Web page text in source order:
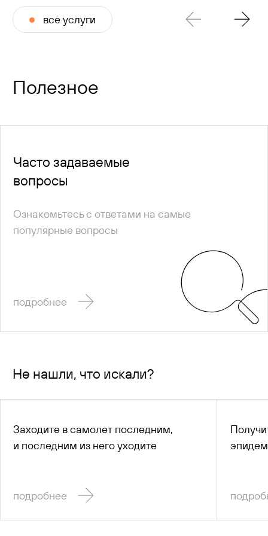
все услуги
Полезное
Часто задаваемые
вопросы
Ознакомьтесь с ответами на самые
популярные вопросы
подробнее
Не нашли, что искали?
Заходите в самолет последним,
и последним из него уходите
подробнее